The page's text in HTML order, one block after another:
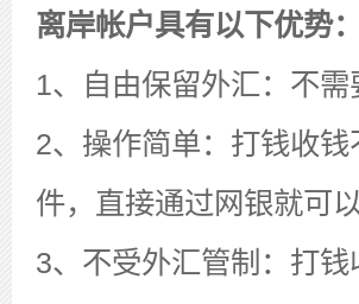
离岸帐户具有以下优势：
1、自由保留外汇：不
2、操作简单：打钱收
件，直接通过网银就可以
3、不受外汇管制：打